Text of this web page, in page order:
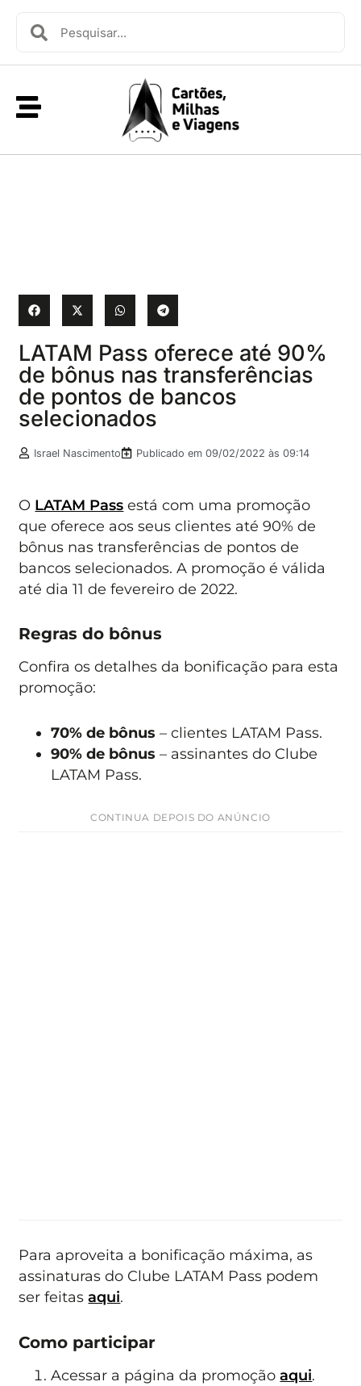
LATAM Pass oferece até 90%
de bônus nas transferências
de pontos de bancos
selecionados
Israel Nascimento Publicado em09/02/2022 às 09:14
O LATAM Pass está com uma promoção
que oferece aos seus clientes até 90% de
bônus nas transferências de pontos de
bancos selecionados. A promoção é válida
até dia 11 de fevereiro de 2022.
Regras do bônus
Confira os detalhes da bonificação para esta
promoção:
70% de bônus – clientes LATAM Pass.
90% de bônus – assinantes do Clube
LATAM Pass.
CONTINUA DEPOIS DO ANÚNCIO
Para aproveita a bonificação máxima, as
assinaturas do Clube LATAM Pass podem
ser feitasaqui.
Como participar
Acessar a página da promoçãoaqui.